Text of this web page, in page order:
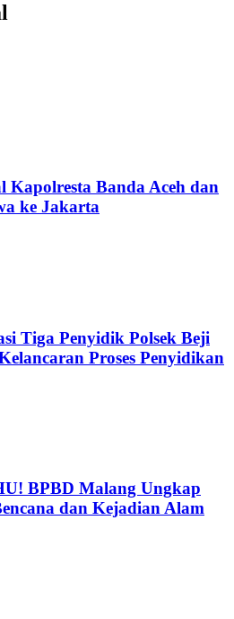
Kapolresta Banda Aceh dan
ke Jakarta
Tiga Penyidik Polsek Beji
Proses Penyidikan
BPBD Malang Ungkap
dan Kejadian Alam